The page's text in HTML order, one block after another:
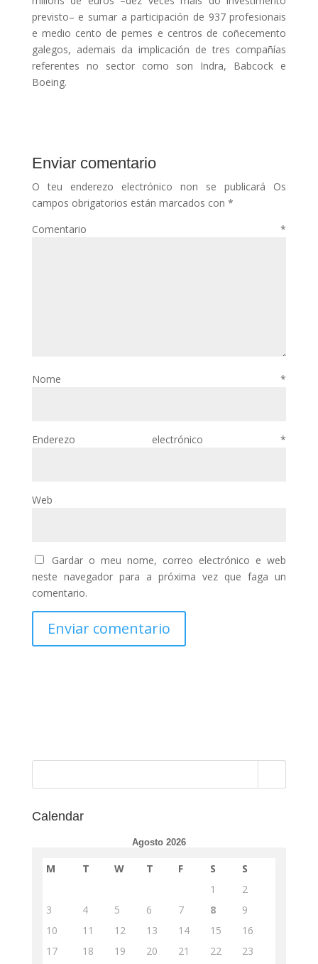
previsto– e sumar a participación de 937 profesionais
e medio cento de pemes e centros de coñecemento
galegos, ademais da implicación de tres compañías
referentes no sector como son Indra, Babcock e
Boeing.
Enviar comentario
O teu enderezo electrónico non se publicará
Os
campos obrigatorios están marcados con *
Comentario*
Nome*
Enderezo electrónico*
Web
Gardar o meu nome, correo electrónico e web
neste navegador para a próxima vez que faga un
comentario.
Calendar
Agosto 2026
M T W T F S
S
1
2
3
4 5 6 7 8
9
10
11 12 13 14 15
16
17
18 19 20 21 22
23